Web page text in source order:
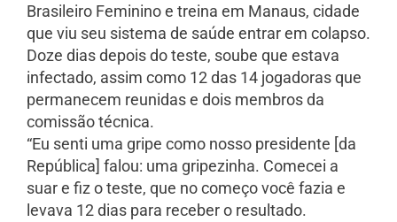
Brasileiro Feminino e treina em Manaus, cidade
que viu seu sistema de saúde entrar em colapso.
Doze dias depois do teste, soube que estava
infectado, assim como 12 das 14 jogadoras que
permanecem reunidas e dois membros da
comissão técnica.
“Eu senti uma gripe como nosso presidente [da
República] falou: uma gripezinha. Comecei a
suar e fiz o teste, que no começo você fazia e
levava 12 dias para receber o resultado.